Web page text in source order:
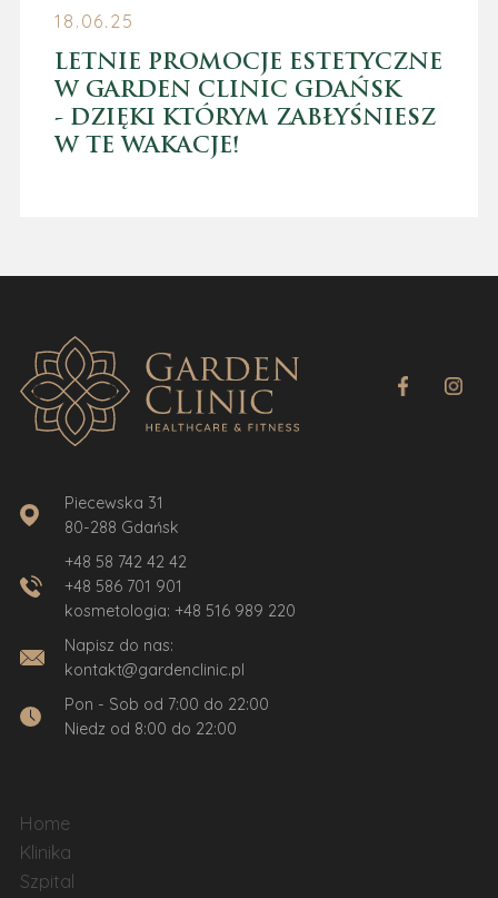
18.06.25
LETNIE PROMOCJE ESTETYCZNE
W GARDEN CLINIC GDAŃSK
- DZIĘKI KTÓRYM ZABŁYŚNIESZ
W TE WAKACJE!
Piecewska 31
80-288 Gdańsk
+48 58 742 42 42
+48 586 701 901
kosmetologia: +48 516 989 220
Napisz do nas:
kontakt@gardenclinic.pl
Pon - Sob od 7:00 do 22:00
Niedz od 8:00 do 22:00
Home
Klinika
Szpital